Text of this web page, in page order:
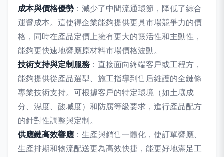
成本與價格優勢 ：減少了中間流通環節，降低了綜合
運營成本。這使得企業能夠提供更具市場競爭力的價
格，同時在產品定價上擁有更大的靈活性和主動性，
能夠更快速地響應原材料市場價格波動。
技術支持與定制服務 ：直接面向終端客戶或工程方，
能夠提供從產品選型、施工指導到售后維護的全鏈條
專業技術支持。可根據客戶的特定環境（如土壤成
分、濕度、酸堿度）和防腐等級要求，進行產品配方
的針對性調整與定制。
供應鏈高效響應 ：生產與銷售一體化，使訂單響應、
生產排期和物流配送更為高效快捷，能更好地滿足工